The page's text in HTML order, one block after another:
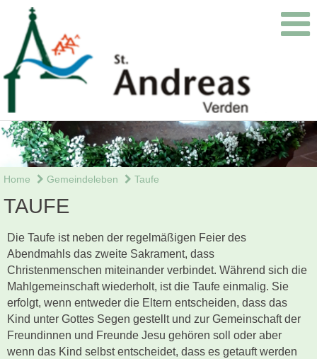
Home Gemeindeleben Taufe
TAUFE
Die Taufe ist neben der regelmäßigen Feier des
Abendmahls das zweite Sakrament, dass
Christenmenschen miteinander verbindet. Während sich die
Mahlgemeinschaft wiederholt, ist die Taufe einmalig. Sie
erfolgt, wenn entweder die Eltern entscheiden, dass das
Kind unter Gottes Segen gestellt und zur Gemeinschaft der
Freundinnen und Freunde Jesu gehören soll oder aber
wenn das Kind selbst entscheidet, dass es getauft werden